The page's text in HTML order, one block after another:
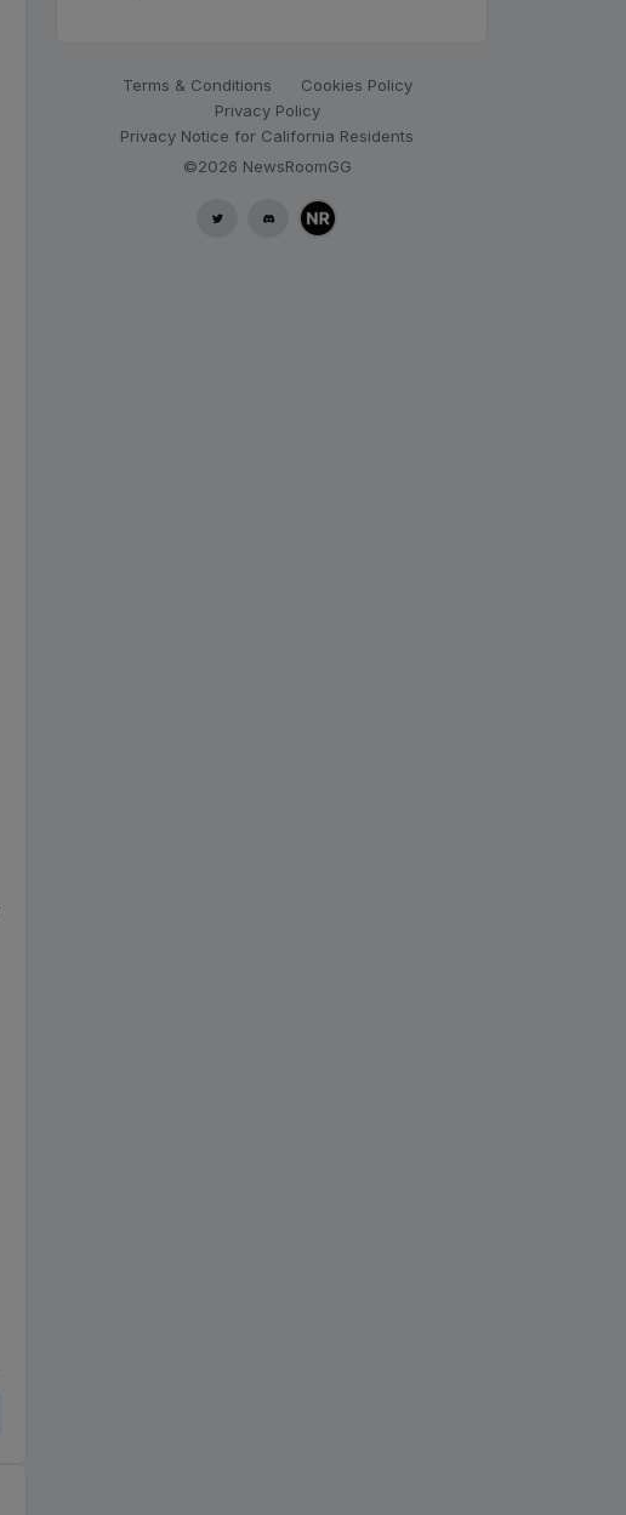
Terms & Conditions
Cookies Policy
Privacy Policy
Privacy Notice for California Residents
©2026 NewsRoomGG